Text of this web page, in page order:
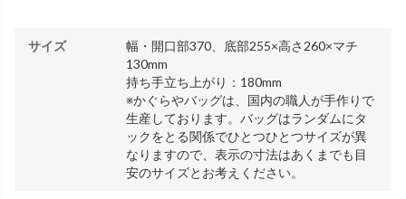
サイズ
幅・開口部370、底部255×高さ260×マチ
130mm
持ち手立ち上がり：180mm
※かぐらやバッグは、国内の職人が手作りで
生産しております。バッグはランダムにタ
ックをとる関係でひとつひとつサイズが異
なりますので、表示の寸法はあくまでも目
安のサイズとお考えください。